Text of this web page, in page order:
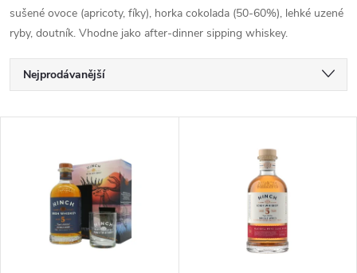
sušené ovoce (apricoty, fíky), horka cokolada (50-60%), lehké uzené
ryby, doutník. Vhodne jako after-dinner sipping whiskey.
Ř
a
Nejprodávanější
Abecedně